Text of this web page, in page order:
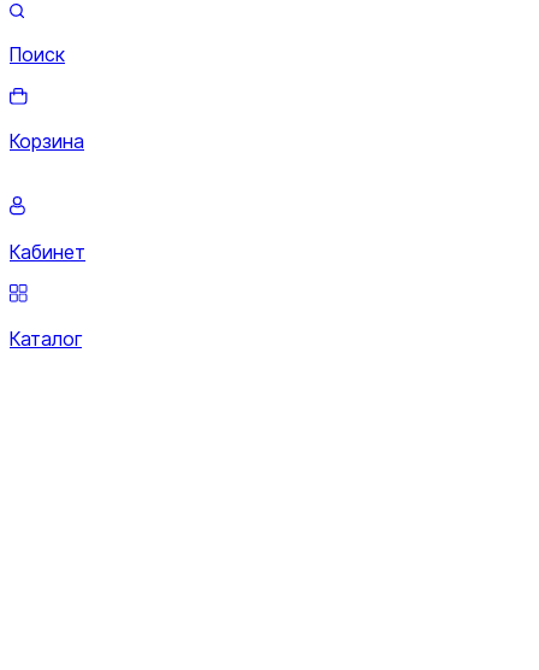
Поиск
Корзина
Кабинет
Каталог